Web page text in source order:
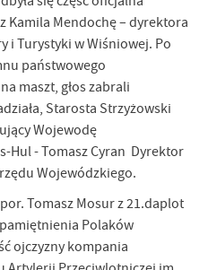
Kamila Mendochę – dyrektora
i Turystyki w Wiśniowej. Po
państwowego
maszt, głos zabrali
Starosta Strzyżowski
Wojewodę
Hul - Tomasz Cyran Dyrektor
Wojewódzkiego.
Tomasz Mosur z 21.daplot
Polaków
ojczyzny kompania